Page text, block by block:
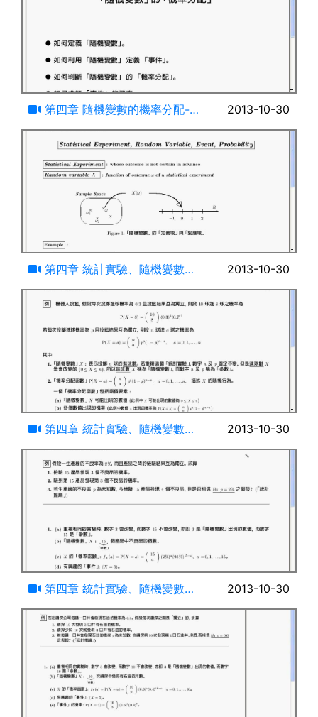
第四章 隨機變數的機率分配-導
論(一)
2013-10-30
第四章 統計實驗、隨機變數、
事件與機率(一)
2013-10-30
第四章 統計實驗、隨機變數、
事件與機率(二)
2013-10-30
第四章 統計實驗、隨機變數、
事件與機率(三)
2013-10-30